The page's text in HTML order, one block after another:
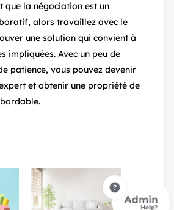
que la négociation est un
alors travaillez avec le
une solution qui convient à
impliquées. Avec un peu de
patience, vous pouvez devenir
et obtenir une propriété de